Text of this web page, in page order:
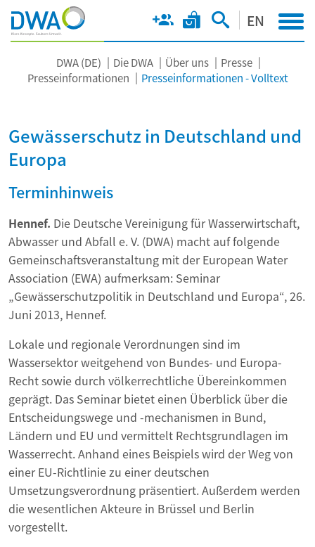
EN
DWA (DE) Die DWA Über uns
Presse
Presseinformationen
Presseinformationen - Volltext
Gewässerschutz in Deutschland und
Europa
Terminhinweis
Hennef. Die Deutsche Vereinigung für Wasserwirtschaft,
Abwasser und Abfall e. V. (DWA) macht auf folgende
Gemeinschaftsveranstaltung mit der European Water
Association (EWA) aufmerksam: Seminar
„Gewässerschutzpolitik in Deutschland und Europa“, 26.
Juni 2013, Hennef.
Lokale und regionale Verordnungen sind im
Wassersektor weitgehend von Bundes- und Europa-
Recht sowie durch völkerrechtliche Übereinkommen
geprägt. Das Seminar bietet einen Überblick über die
Entscheidungswege und -mechanismen in Bund,
Ländern und EU und vermittelt Rechtsgrundlagen im
Wasserrecht. Anhand eines Beispiels wird der Weg von
einer EU-Richtlinie zu einer deutschen
Umsetzungsverordnung präsentiert. Außerdem werden
die wesentlichen Akteure in Brüssel und Berlin
vorgestellt.